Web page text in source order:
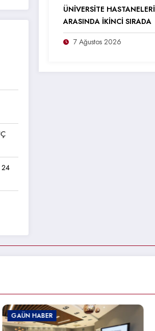
24
ÜNİVERSİTE HASTANELERİ
ARASINDA İKİNCİ SIRADA
7 Ağustos 2026
HABER